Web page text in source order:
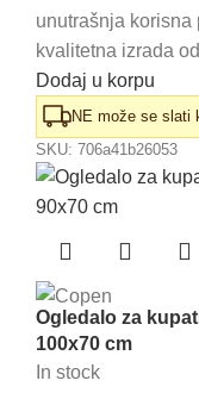
unutrašnja korisna
kvalitetna izrada
Dodaj u korpu
NE može se slati
SKU: 706a41b26053
Ogledalo za
100x70 cm
In stock